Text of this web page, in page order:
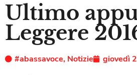
Ultimo
Leggere
#abassavoce, Notizie
giovedì